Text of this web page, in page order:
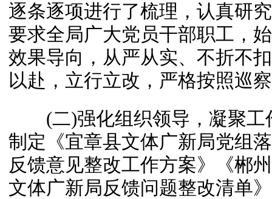
逐条逐项进行了梳理，认真研
要求全局广大党员干部职工，
效果导向，从严从实、不折不
以赴，立行立改，严格按照巡
(二)强化组织领导，凝聚工
制定《宜章县文体广新局党组
反馈意见整改工作方案》《郴
文体广新局反馈问题整改清单